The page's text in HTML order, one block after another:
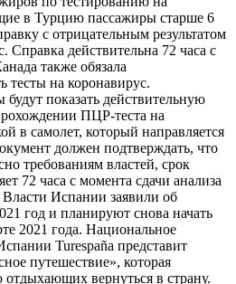
в Турцию пассажиры старше 6
с отрицательным результатом
Справка действительна 72 часа с
также обязала
тесты на коронавирус.
показать действительную
ПЦР-теста на
в самолет, который направляется
должен подтверждать, что
требованиям властей, срок
72 часа с момента сдачи анализа
Испании заявили об
год и планируют снова начать
2021 года. Национальное
Turespaña представит
путешествие», которая
вернуться в страну.